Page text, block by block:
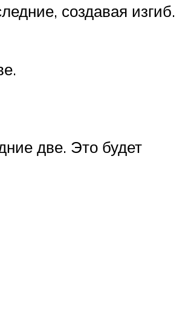
создавая изгиб.
две. Это будет